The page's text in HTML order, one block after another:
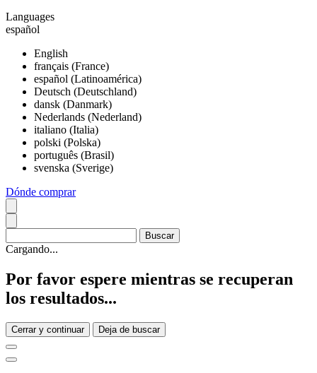
Languages
español
English
français (France)
español (Latinoamérica)
Deutsch (Deutschland)
dansk (Danmark)
Nederlands (Nederland)
italiano (Italia)
polski (Polska)
português (Brasil)
svenska (Sverige)
Dónde comprar
Cargando...
Por favor espere mientras se recuperan
los resultados...
Cerrar y continuar Deja de buscar